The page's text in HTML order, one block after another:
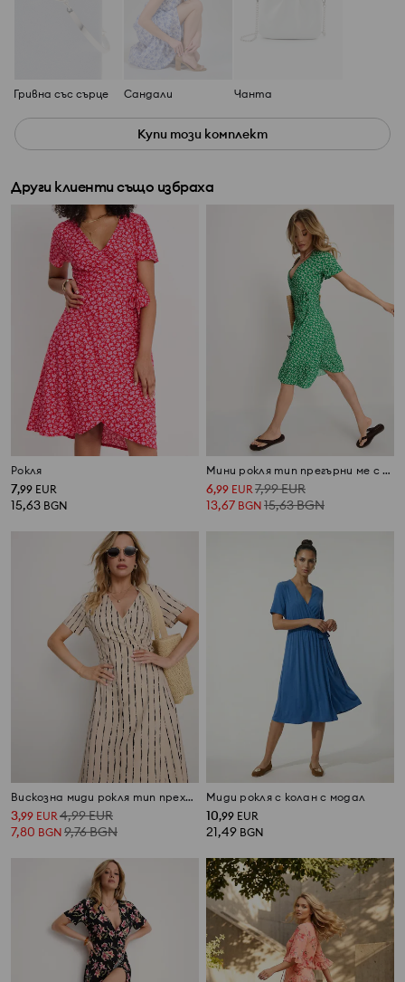
Гривна със сърце Сандали Чанта
Купи този комплект
Други клиенти също избраха
Рокля
7,99 EUR
15,63 BGN
Мини рокля тип прегърни ме с волан с флорален десен
6,99 EUR7,99EUR
13,67 BGN 15,63BGN
Вискозна миди рокля тип прехлупване на райе
3,99 EUR 4,99EUR
7,80 BGN 9,76BGN
Миди рокля с колан с модал
10,99 EUR
21,49 BGN